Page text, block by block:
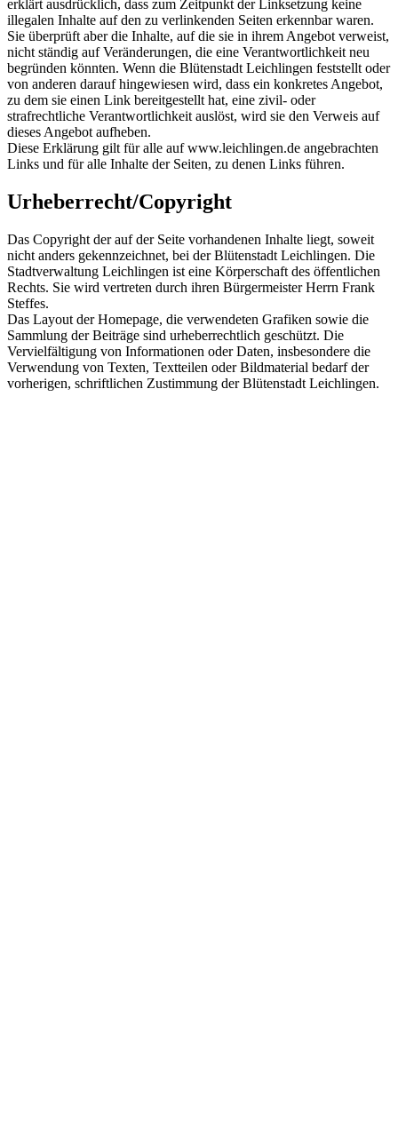
erklärt ausdrücklich, dass zum Zeitpunkt der Linksetzung keine
illegalen Inhalte auf den zu verlinkenden Seiten erkennbar waren.
Sie überprüft aber die Inhalte, auf die sie in ihrem Angebot verweist,
nicht ständig auf Veränderungen, die eine Verantwortlichkeit neu
begründen könnten. Wenn die Blütenstadt Leichlingen feststellt oder
von anderen darauf hingewiesen wird, dass ein konkretes Angebot,
zu dem sie einen Link bereitgestellt hat, eine zivil- oder
strafrechtliche Verantwortlichkeit auslöst, wird sie den Verweis auf
dieses Angebot aufheben.
Diese Erklärung gilt für alle auf www.leichlingen.de angebrachten
Links und für alle Inhalte der Seiten, zu denen Links führen.
Urheberrecht/Copyright
Das Copyright der auf der Seite vorhandenen Inhalte liegt, soweit
nicht anders gekennzeichnet, bei der Blütenstadt Leichlingen. Die
Stadtverwaltung Leichlingen ist eine Körperschaft des öffentlichen
Rechts. Sie wird vertreten durch ihren Bürgermeister Herrn Frank
Steffes.
Das Layout der Homepage, die verwendeten Grafiken sowie die
Sammlung der Beiträge sind urheberrechtlich geschützt. Die
Vervielfältigung von Informationen oder Daten, insbesondere die
Verwendung von Texten, Textteilen oder Bildmaterial bedarf der
vorherigen, schriftlichen Zustimmung der Blütenstadt Leichlingen.